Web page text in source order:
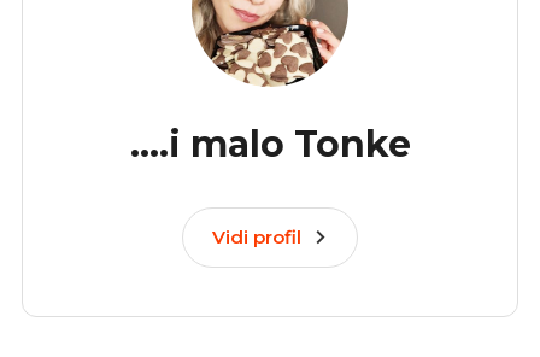
....i malo Tonke
Vidi profil